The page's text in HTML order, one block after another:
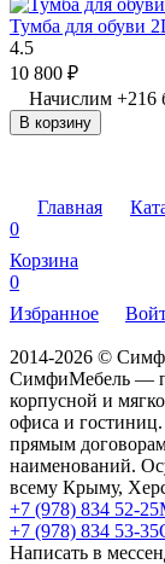
Тумба для обуви
4.5
10 800 ₽
Начислим +216
В корзину
Главная
0
Корзина
0
Избранное
2014-2026 ©
СимфиМебель —
корпусной и
офиса и гостиниц.
прямым
наименований.
всему Крыму,
+7 (978) 834 52-25
+7 (978) 834 53-35
Написать в